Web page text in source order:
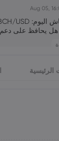
الرئيسية